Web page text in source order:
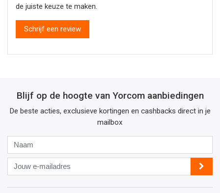
de juiste keuze te maken.
Schrijf een review
Blijf op de hoogte van Yorcom aanbiedingen
De beste acties, exclusieve kortingen en cashbacks direct in je
mailbox
Jouw
e-
mailadres